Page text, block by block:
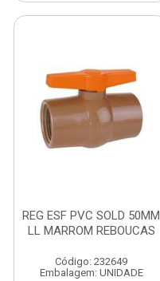
REG ESF PVC SOLD 50MM
LL MARROM REBOUCAS
Código: 232649
Embalagem: UNIDADE